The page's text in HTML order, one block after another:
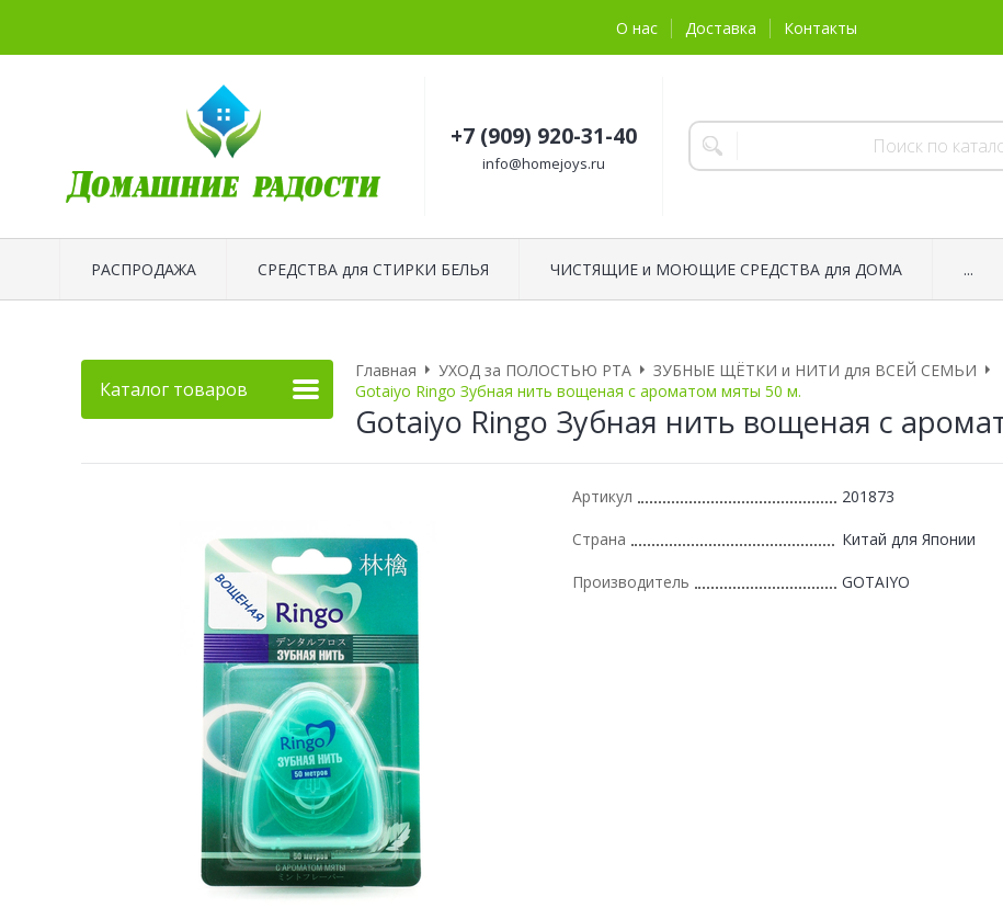
О нас Доставка Контакты
+7 (909) 920-31-40
info@homejoys.ru
РАСПРОДАЖА СРЕДСТВА для СТИРКИ БЕЛЬЯ ЧИСТЯЩИЕ и МОЮЩИЕ СРЕДСТВА для ДОМА ...
Каталог товаров
Главная УХОД за ПОЛОСТЬЮ РТА
ЗУБНЫЕ ЩЁТКИ и НИТИ для ВСЕЙ СЕМЬИ
Gotaiyo Ringo Зубная нить вощеная с ароматом мяты 50 м.
Gotaiyo Ringo Зубная нить вощеная с
Артикул 201873
Страна Китай для Японии
Производитель GOTAIYO